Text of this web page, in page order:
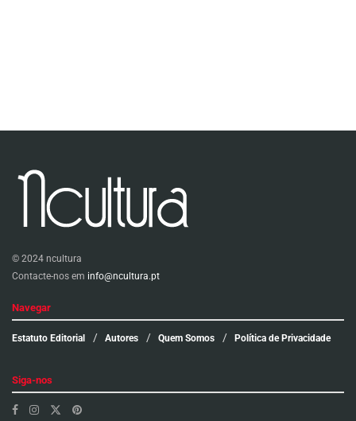
© 2024 ncultura
Contacte-nos em info@ncultura.pt
Navegar
Estatuto Editorial Autores Quem Somos Política de Privacidade
Siga-nos